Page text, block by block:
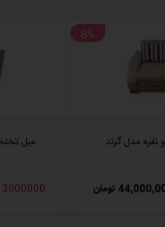
مطابق با استانداردهای
شو برف با کیفیت بالا از پارچه با
را سفارش دهید و به راحتی با
8%
نفره مدل گرند
تومان
مبل
3000000 تخفیف